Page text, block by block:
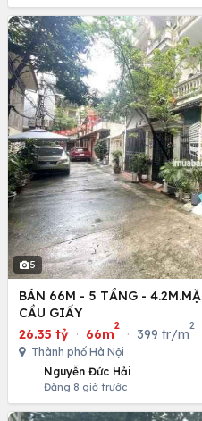
5
BÁN 66M - 5 TẦNG -
CẦU GIẤY
26.35 tỷ · 66m
2
· 399 tr/m
2
Thành phố Hà Nội
Nguyễn Đức Hải
Đăng 8 giờ trước